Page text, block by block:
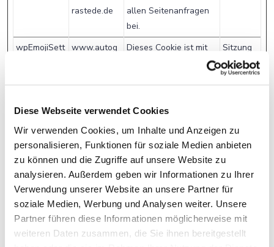
Diese Webseite verwendet Cookies
Wir verwenden Cookies, um Inhalte und Anzeigen zu
personalisieren, Funktionen für soziale Medien anbieten
zu können und die Zugriffe auf unsere Website zu
analysieren. Außerdem geben wir Informationen zu Ihrer
Verwendung unserer Website an unsere Partner für
soziale Medien, Werbung und Analysen weiter. Unsere
Partner führen diese Informationen möglicherweise mit
weiteren Daten zusammen, die Sie ihnen bereitgestellt
rastede.de
allen Seitenanfragen
bei.
wpEmojiSett www.autog
Dieses Cookie ist mit
Bereitstellung und
Inhalten dienen. Die
Cookies behalten den
korrekten Zustand von
Schriftart,
Blog-/Bildschieberegle
rn, Farbthemen und
anderen Website-
Sitzung